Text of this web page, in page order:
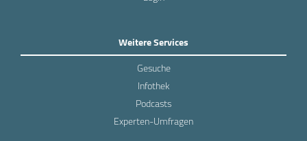
Weitere Services
Gesuche
Infothek
Podcasts
Experten-Umfragen